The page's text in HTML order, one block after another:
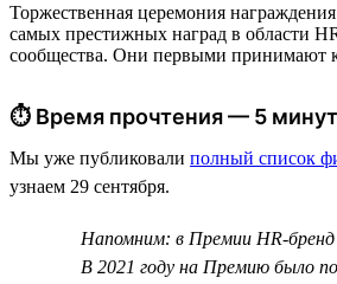
Торжественная церемония
самых престижных наград в области
сообщества. Они первыми принимают
⏱ Время прочтения — 5 минут
Мы уже публиковали полный список
узнаем 29 сентября.
Напомним: в Премии HR-бренд
В 2021 году на Премию было